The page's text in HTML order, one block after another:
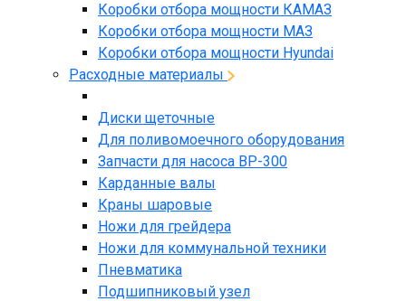
Коробки отбора мощности КАМАЗ
Коробки отбора мощности МАЗ
Коробки отбора мощности Hyundai
Расходные материалы
Диски щеточные
Для поливомоечного оборудования
Запчасти для насоса BP-300
Карданные валы
Краны шаровые
Ножи для грейдера
Ножи для коммунальной техники
Пневматика
Подшипниковый узел